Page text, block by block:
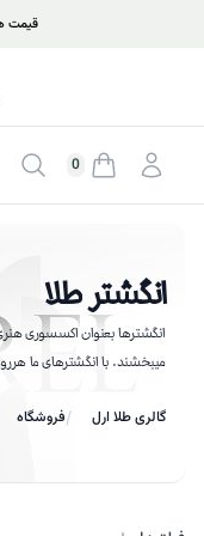
قیمت هر گرم
جستجو 0 ورود
انگشتر طلا
انگشترها بعنوان اکسسوری
میبخشند. با انگشترهای ما
فروشگاه گالری طلا ارل